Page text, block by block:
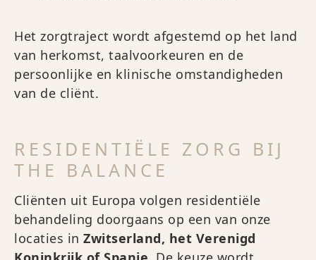
Het zorgtraject wordt afgestemd op het land
van herkomst, taalvoorkeuren en de
persoonlijke en klinische omstandigheden
van de cliënt.
RESIDENTIËLE ZORG BIJ
THE BALANCE
Cliënten uit Europa volgen residentiële
behandeling doorgaans op een van onze
locaties in Zwitserland, het Verenigd